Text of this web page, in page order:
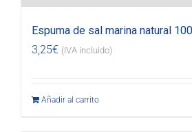
Espuma de sal marina natural
3,25€ (IVA incluido)
Añadir al carrito